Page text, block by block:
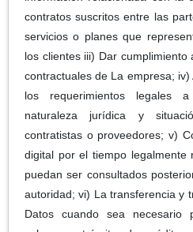
contratos suscritos entre las
servicios o planes que
los clientes iii) Dar
contractuales de La empresa;
los requerimientos legales
naturaleza jurídica y
contratistas o proveedores; v)
digital por el tiempo
puedan ser consultados
autoridad; vi) La transferencia y
Datos cuando sea necesario